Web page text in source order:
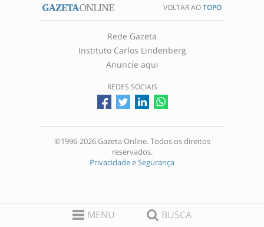
MENU BUSCA
VOLTAR AOTOPO
Rede Gazeta
Instituto Carlos Lindenberg
Anuncie aqui
REDES SOCIAIS
©1996-2026 Gazeta Online. Todos os direitos
reservados.
Privacidade e Segurança